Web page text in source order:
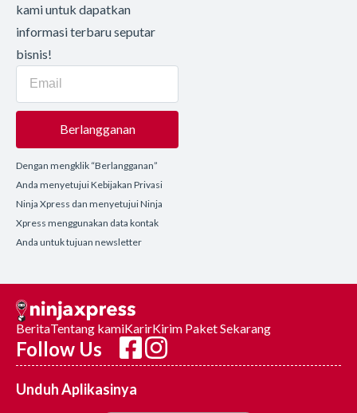
kami untuk dapatkan
informasi terbaru seputar
bisnis!
Berlangganan
Dengan mengklik “Berlangganan”
Anda menyetujui Kebijakan Privasi
Ninja Xpress dan menyetujui Ninja
Xpress menggunakan data kontak
Anda untuk tujuan newsletter
BeritaTentang kamiKarirKirim Paket Sekarang
Follow Us
Unduh Aplikasinya